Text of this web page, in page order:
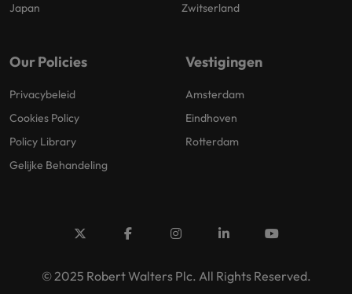
Japan
Zwitserland
Our Policies
Privacybeleid
Cookies Policy
Policy Library
Gelijke Behandeling
Vestigingen
Amsterdam
Eindhoven
Rotterdam
© 2025 Robert Walters Plc. All Rights Reserved.